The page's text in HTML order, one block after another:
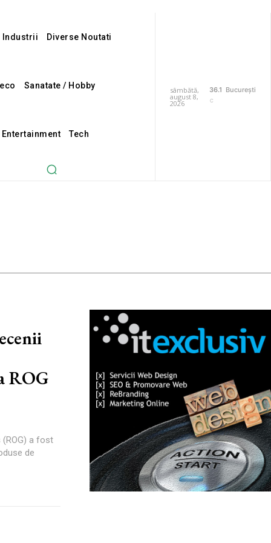
Industrii Diverse Noutati
Sanatate / Hobby
Tech
sâmbătă,
august 8,
2026
36.1
C
București
ROG
(ROG) a fost
de